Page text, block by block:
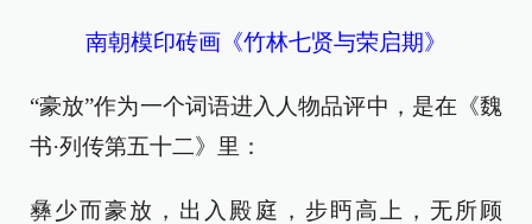
南朝模印砖画《竹林七贤与荣启期》
“豪放”作为一个词语进入人物品评中，是在《魏
书·列传第五十二》里：
彝少而豪放，出入殿庭，步眄高上，无所顾